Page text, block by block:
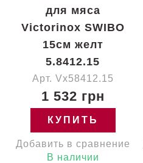
для мяса
Victorinox SWIBO
15см желт
5.8412.15
Арт. Vx58412.15
1 532 грн
КУПИТЬ
Добавить в сравнение
В наличии